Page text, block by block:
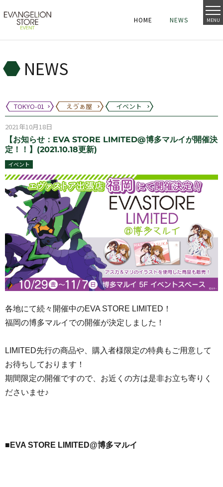
MENU
HOME
HOME NEWS
NEWS
NEWS
TOKYO-01 えゔぁ屋 イベント
2021年10月18日
【お知らせ：EVA STORE LIMITED@博多マルイが開催決
定！！】(2021.10.18更新)
イベント
各地にて続々開催中のEVA STORE LIMITED！
福岡の博多マルイでの開催が決定しました！
LIMITED先行の商品や、購入者様限定の特典もご用意して
お待ちしております！
期間限定の開催ですので、お近くの方は是非お立ち寄りく
ださいませ♪
■EVA STORE LIMITED@博多マルイ